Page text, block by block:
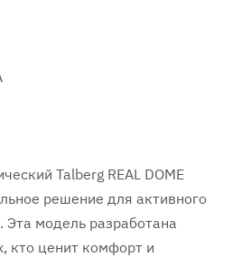
Talberg REAL DOME
решение для активного
модель разработана
кто ценит комфорт и